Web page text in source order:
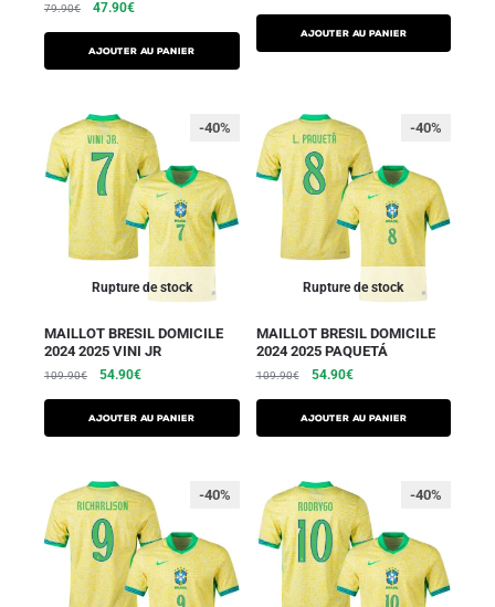
79.90€ 47.90€
AJOUTER AU PANIER
AJOUTER AU PANIER
Rupture de stock
-40%
MAILLOT BRESIL DOMICILE
2024 2025 VINI JR
109.90€ 54.90€
AJOUTER AU PANIER
Rupture de stock
-40%
MAILLOT BRESIL DOMICILE
2024 2025 PAQUETÁ
109.90€ 54.90€
AJOUTER AU PANIER
-40% -40%